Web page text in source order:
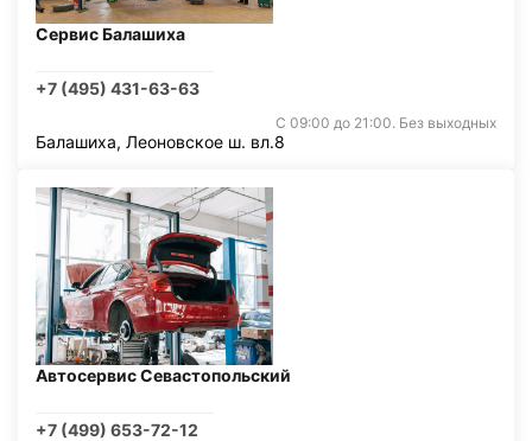
Сервис Балашиха
+7 (495) 431-63-63
С 09:00 до 21:00. Без выходных
Балашиха, Леоновское ш. вл.8
Автосервис Севастопольский
+7 (499) 653-72-12